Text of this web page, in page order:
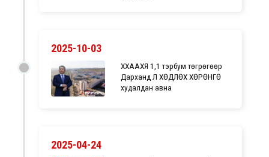
2025-10-03
ХХААХҮЯ 1,1 тэрбум төгрөгөөр
Дарханд ҮЛ ХӨДЛӨХ ХӨРӨНГӨ
худалдан авна
2025-04-24